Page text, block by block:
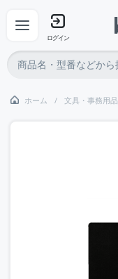
ログイン
ホーム 文具・事務用品